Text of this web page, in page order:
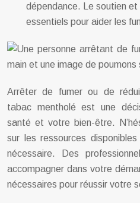
dépendance. Le soutien et
essentiels pour aider les
Arrêter de fumer ou de
tabac mentholé est une
santé et votre bien-être.
sur les ressources
nécessaire. Des
accompagner dans votre
nécessaires pour réussir votre